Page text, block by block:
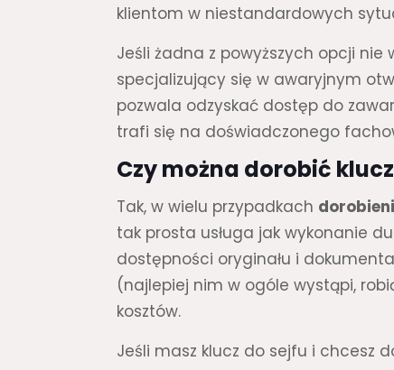
klientom w niestandardowych
Jeśli żadna z powyższych opcji
specjalizujący się w awaryjnym
pozwala odzyskać dostęp do
trafi się na doświadczonego
Czy można dorobić
Tak, w wielu przypadkach
tak prosta usługa jak wykonanie
dostępności oryginału i
(najlepiej nim w ogóle wystąpi,
kosztów.
Jeśli masz klucz do sejfu i chcesz